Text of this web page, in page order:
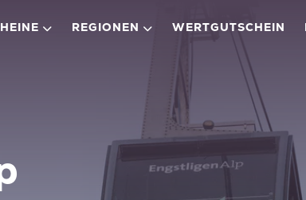
REGIONEN WERTGUTSCHEIN